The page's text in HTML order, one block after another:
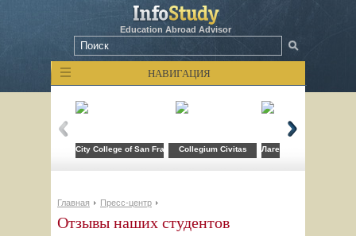
Education Abroad Advisor
НАВИГАЦИЯ
City College of San FranciscoCollegium Civitas Лагерь компьютерных
Главная Пресс-центр
Отзывы наших студентов